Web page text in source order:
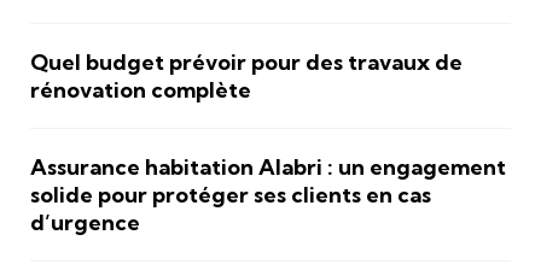
Quel budget prévoir pour des travaux de
rénovation complète
Assurance habitation Alabri : un engagement
solide pour protéger ses clients en cas
d’urgence